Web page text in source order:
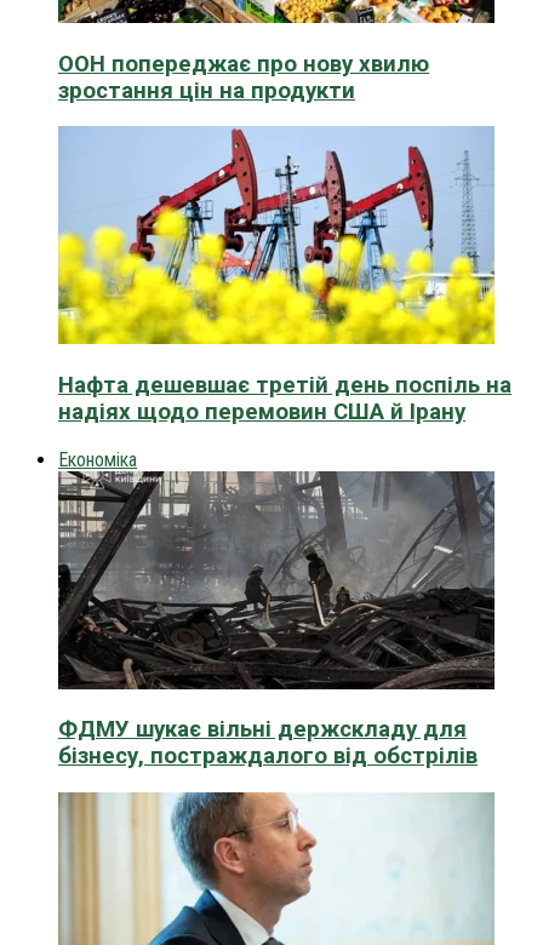
ООН попереджає про нову хвилю
зростання цін на продукти
Нафта дешевшає третій день поспіль на
надіях щодо перемовин США й Ірану
Економіка
ФДМУ шукає вільні держскладу для
бізнесу, постраждалого від обстрілів